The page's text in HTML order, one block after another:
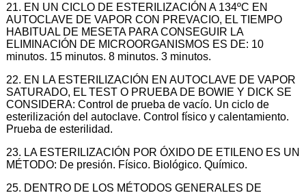
21. EN UN CICLO DE ESTERILIZACIÓN A 134ºC EN
AUTOCLAVE DE VAPOR CON PREVACIO, EL TIEMPO
HABITUAL DE MESETA PARA CONSEGUIR LA
ELIMINACIÓN DE MICROORGANISMOS ES DE: 10
minutos. 15 minutos. 8 minutos. 3 minutos.
22. EN LA ESTERILIZACIÓN EN AUTOCLAVE DE VAPOR
SATURADO, EL TEST O PRUEBA DE BOWIE Y DICK SE
CONSIDERA: Control de prueba de vacío. Un ciclo de
esterilización del autoclave. Control físico y calentamiento.
Prueba de esterilidad.
23. LA ESTERILIZACIÓN POR ÓXIDO DE ETILENO ES UN
MÉTODO: De presión. Físico. Biológico. Químico.
25. DENTRO DE LOS MÉTODOS GENERALES DE